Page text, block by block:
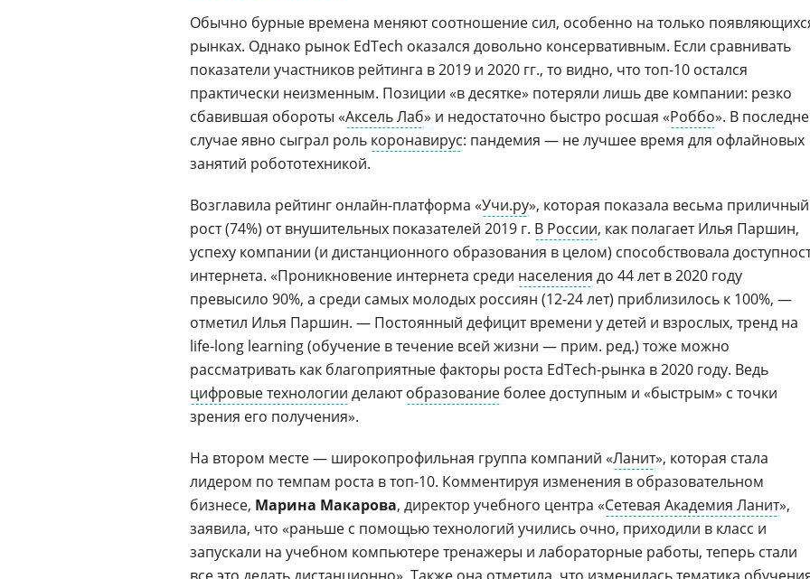
Обычно бурные времена меняют соотношение сил, особенно на только
рынках. Однако рынок EdTech оказался довольно консервативным. Если сравнивать
показатели участников рейтинга в 2019 и 2020 гг., то видно, что топ-10 остался
практически неизменным. Позиции «в десятке» потеряли лишь две компании: резко
сбавившая обороты «Аксель Лаб» и недостаточно быстро росшая «Роббо». В
случае явно сыграл роль коронавирус: пандемия — не лучшее время для офлайновых
занятий робототехникой.
Возглавила рейтинг онлайн-платформа «Учи.ру», которая показала весьма приличный
рост (74%) от внушительных показателей 2019 г. В России, как полагает Илья Паршин,
успеху компании (и дистанционного образования в целом) способствовала
интернета. «Проникновение интернета среди населения до 44 лет в 2020 году
превысило 90%, а среди самых молодых россиян (12-24 лет) приблизилось к 100%, —
отметил Илья Паршин. — Постоянный дефицит времени у детей и взрослых, тренд на
life-long learning (обучение в течение всей жизни — прим. ред.) тоже можно
рассматривать как благоприятные факторы роста EdTech-рынка в 2020 году. Ведь
цифровые технологии делаютобразование более доступным и «быстрым» с точки
зрения его получения».
На втором месте — широкопрофильная группа компаний «Ланит», которая стала
лидером по темпам роста в топ-10. Комментируя изменения в образовательном
бизнесе, Марина Макарова, директор учебного центра «Сетевая Академия Ланит»,
заявила, что «раньше с помощью технологий учились очно, приходили в класс и
запускали на учебном компьютере тренажеры и лабораторные работы, теперь стали
все это делать дистанционно». Также она отметила, что изменилась тематика